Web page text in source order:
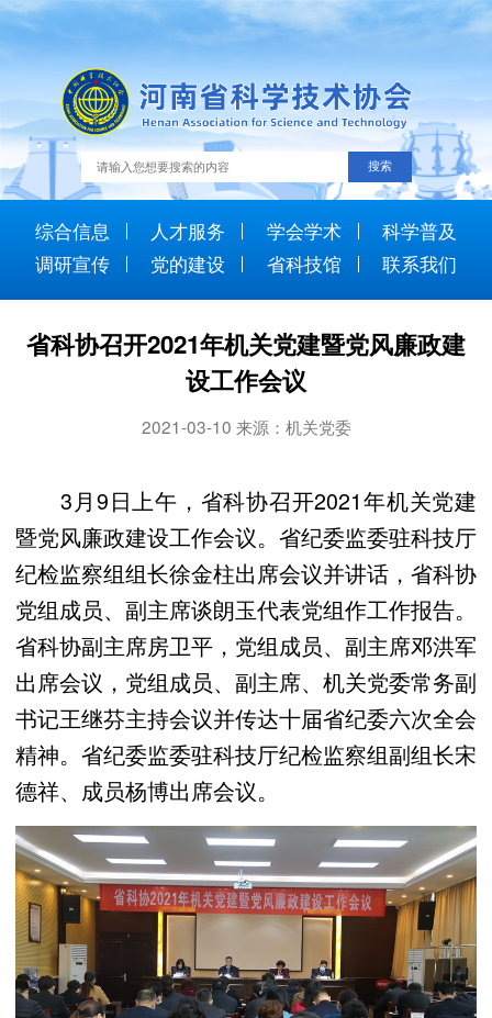
综合信息 人才服务 学会学术
科学普及
调研宣传
党的建设 省科技馆 联系我们
省科协召开2021年机关党建暨党风廉政建
设工作会议
2021-03-10 来源：机关党委
3月9日上午，省科协召开2021年机关党建
暨党风廉政建设工作会议。省纪委监委驻科技厅
纪检监察组组长徐金柱出席会议并讲话，省科协
党组成员、副主席谈朗玉代表党组作工作报告。
省科协副主席房卫平，党组成员、副主席邓洪军
出席会议，党组成员、副主席、机关党委常务副
书记王继芬主持会议并传达十届省纪委六次全会
精神。省纪委监委驻科技厅纪检监察组副组长宋
德祥、成员杨博出席会议。